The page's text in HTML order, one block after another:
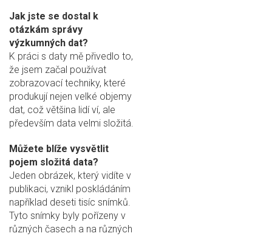
Jak jste se dostal k
otázkám správy
výzkumných dat?
K práci s daty mě přivedlo to,
že jsem začal používat
zobrazovací techniky, které
produkují nejen velké objemy
dat, což většina lidí ví, ale
především data velmi složitá.
Můžete blíže vysvětlit
pojem složitá data?
Jeden obrázek, který vidíte v
publikaci, vznikl poskládáním
například deseti tisíc snímků.
Tyto snímky byly pořízeny v
různých časech a na různých